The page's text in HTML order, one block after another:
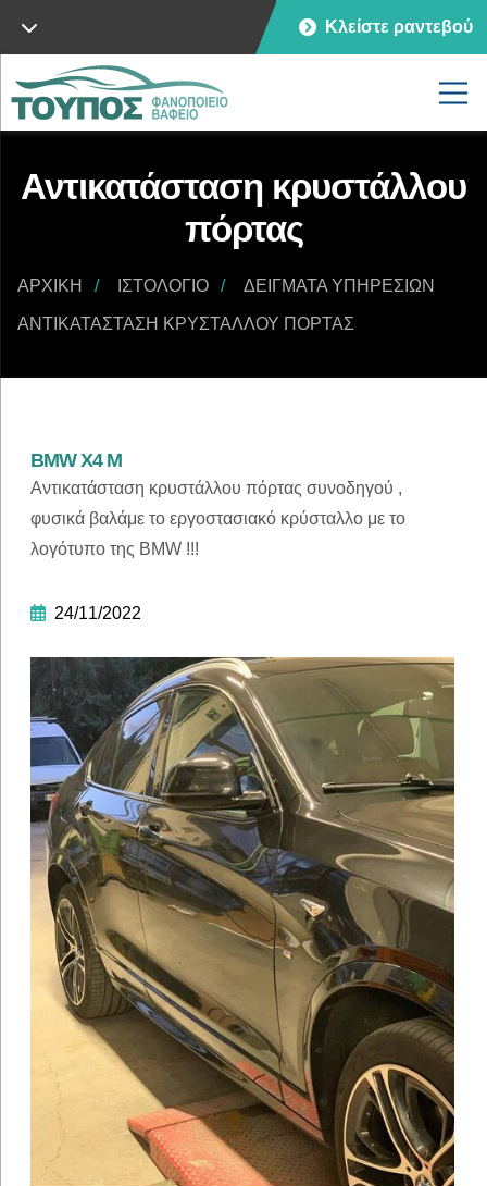
Κλείστε ραντεβού
Αντικατάσταση κρυστάλλου
πόρτας
ΑΡΧΙΚΉ ΙΣΤΟΛΌΓΙΟ ΔΕΊΓΜΑΤΑ ΥΠΗΡΕΣΙΏΝ
ΑΝΤΙΚΑΤΆΣΤΑΣΗ ΚΡΥΣΤΆΛΛΟΥ ΠΌΡΤΑΣ
BMW X4 M
Αντικατάσταση κρυστάλλου πόρτας συνοδηγού ,
φυσικά βαλάμε το εργοστασιακό κρύσταλλο με το
λογότυπο της BMW !!!
24/11/2022